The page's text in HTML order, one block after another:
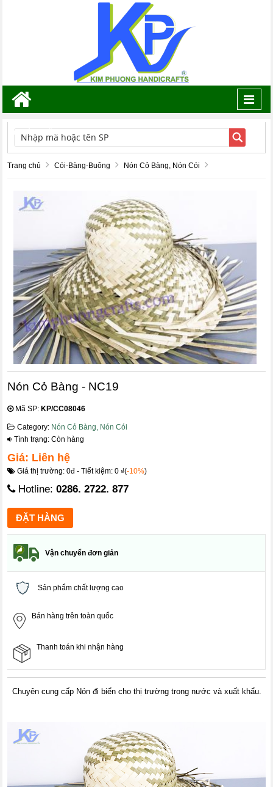
TÌM KIẾM
Trang chủ Cói-Bàng-Buông Nón Cỏ Bàng, Nón Cói
Nón Cỏ Bàng - NC19
Mã SP:KP/CC08046
Category: Nón Cỏ Bàng, Nón Cói
Tình trạng: Còn hàng
Giá: Liên hệ
Giá thị trường: 0đ - Tiết kiệm: 0 ₫(-10%)
Hotline:0286. 2722. 877
Vận chuyển đơn giản
Sản phẩm chất lượng cao
Bán hàng trên toàn quốc
Thanh toán khi nhận hàng
Chuyên cung cấp Nón đi biển cho thị trường trong nước và xuất khẩu.